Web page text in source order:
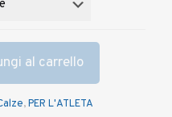
al carrello
,PER L'ATLETA